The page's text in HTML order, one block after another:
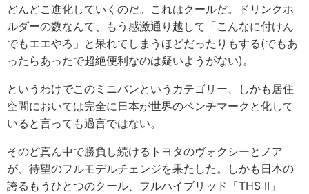
どんどこ進化していくのだ。これはクールだ。ドリンクホ
ルダーの数なんて、もう感激通り越して「こんなに付けん
でもエエやろ」と呆れてしまうほどだったりもする(でもあ
ったらあったで超絶便利なのは疑いようがない)。
というわけでこのミニバンというカテゴリー、しかも居住
空間においては完全に日本が世界のベンチマークと化して
いると言っても過言ではない。
そのど真ん中で勝負し続けるトヨタのヴォクシーとノア
が、待望のフルモデルチェンジを果たした。しかも日本の
誇るもうひとつのクール、フルハイブリッド「THS II」